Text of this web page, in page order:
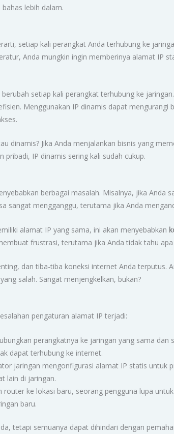
bahas lebih dalam.
setiap kali perangkat Anda terhubung ke
Anda mungkin ingin memberinya alamat IP
setiap kali perangkat terhubung ke
Menggunakan IP dinamis dapat
dinamis? Jika Anda menjalankan bisnis yang
pribadi, IP dinamis sering kali sudah cukup.
berbagai masalah. Misalnya, jika Anda
sangat mengganggu, terutama jika Anda
alamat IP yang sama, ini akan menyebabkan
frustrasi, terutama jika Anda tidak tahu apa
dan tiba-tiba koneksi internet Anda terputus.
salah. Sangat menjengkelkan, bukan?
pengaturan alamat IP terjadi:
perangkatnya ke jaringan yang sama
dapat terhubung ke internet.
jaringan mengonfigurasi alamat IP statis untuk
lain di jaringan.
router ke lokasi baru, seorang pengguna lupa
baru.
tetapi semuanya dapat dihindari dengan